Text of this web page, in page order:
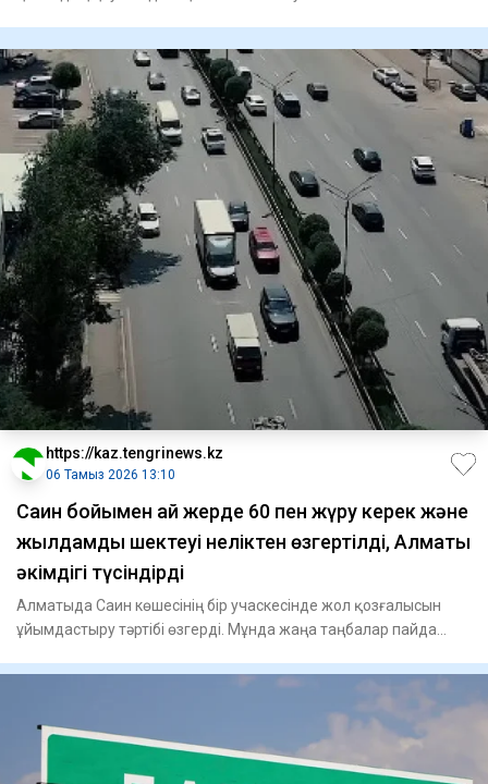
https://kaz.tengrinews.kz
06 Тамыз 2026 13:10
Саин бойымен қай жерде 60 пен жүру керек және
жылдамдық шектеуі неліктен өзгертілді, Алматы
әкімдігі түсіндірді
Алматыда Саин көшесінің бір учаскесінде жол қозғалысын
ұйымдастыру тәртібі өзгерді. Мұнда жаңа таңбалар пайда